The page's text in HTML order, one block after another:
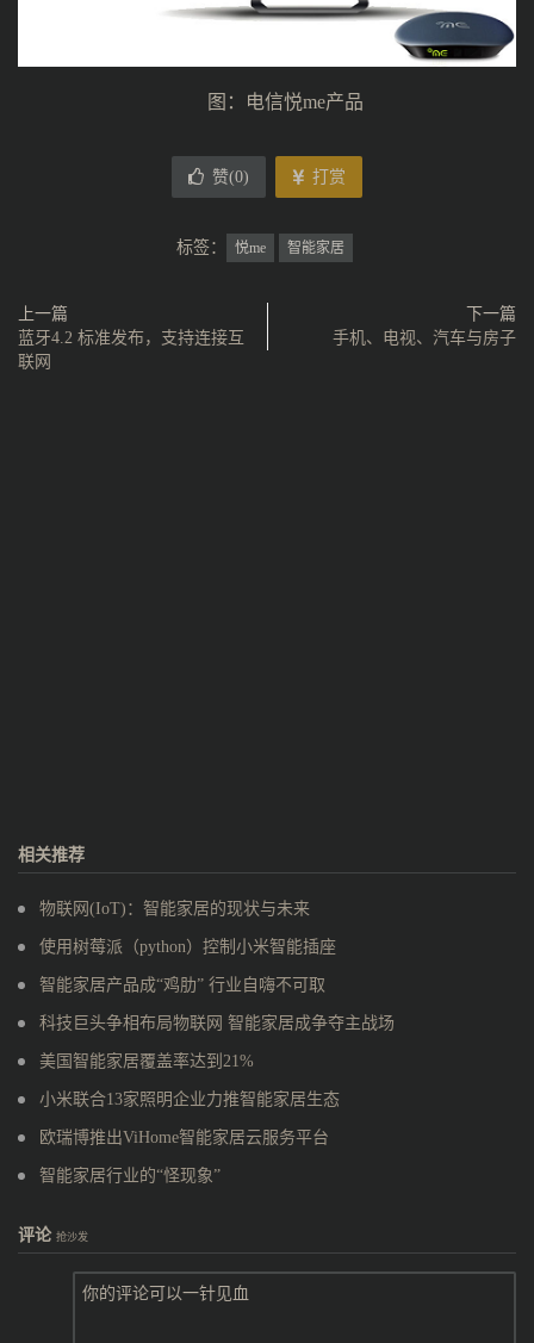
图：电信悦me产品
赞(0) 打赏
标签： 悦me 智能家居
上一篇
蓝牙4.2 标准发布，支持连接互
联网
下一篇
手机、电视、汽车与房子
相关推荐
物联网(IoT)：智能家居的现状与未来
使用树莓派（python）控制小米智能插座
智能家居产品成“鸡肋” 行业自嗨不可取
科技巨头争相布局物联网 智能家居成争夺主战场
美国智能家居覆盖率达到21%
小米联合13家照明企业力推智能家居生态
欧瑞博推出ViHome智能家居云服务平台
智能家居行业的“怪现象”
评论 抢沙发